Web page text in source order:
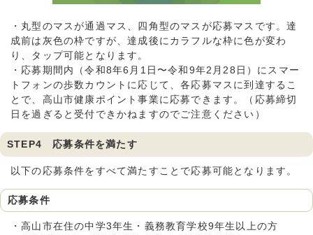
・丸型のマスが通過マス、四角型のマスが応募マスです。達
成前は灰色の枠ですが、達成後にカラフルな枠に色が変わ
り、タップ可能となります。
・応募期間内（令和8年6月1日〜令和9年2月28日）にスマー
トフォンの歩数カウントに応じて、各応募マスに到達するこ
とで、高山市健康ポイント事業に応募できます。（応募締切
日を過ぎると受付できかねますのでご注意ください）
STEP4 応募条件を満たす
以下の応募条件をすべて満たすことで応募可能となります。
応募条件
・高山市在住の中学3年生・義務教育学校9年生以上の方